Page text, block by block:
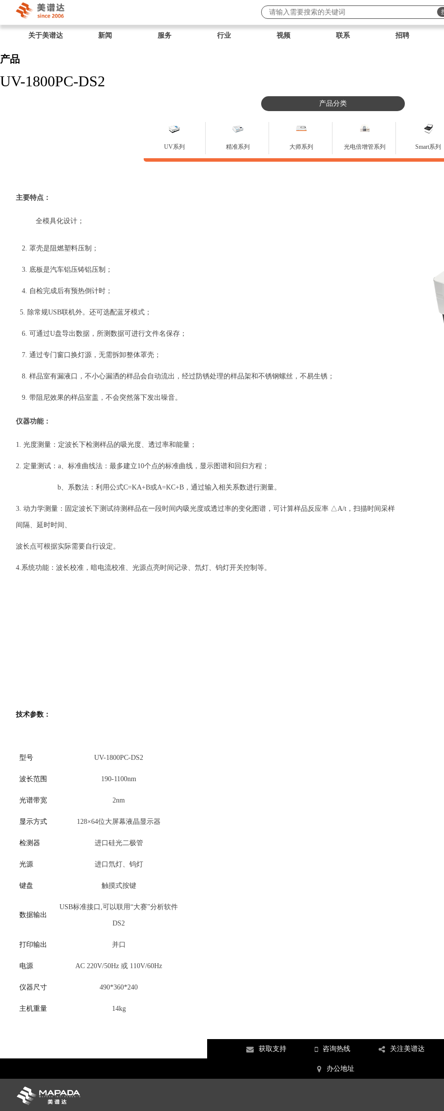
关于美谱达 新闻 服务 行业 视频 联系 招聘
产品
UV-1800PC-DS2
产品分类
UV系列 精准系列 大师系列 光电倍增管系列 Smart系列
主要特点：
全模具化设计；
2. 罩壳是阻燃塑料压制；
3. 底板是汽车铝压铸铝压制；
4. 自检完成后有预热倒计时；
5. 除常规USB联机外。还可选配蓝牙模式；
6. 可通过U盘导出数据，所测数据可进行文件名保存；
7. 通过专门窗口换灯源，无需拆卸整体罩壳；
8. 样品室有漏液口，不小心漏洒的样品会自动流出，经过防锈处理的样品架和不锈钢螺丝，不易生锈；
9. 带阻尼效果的样品室盖，不会突然落下发出噪音。
仪器功能：
1. 光度测量：定波长下检测样品的吸光度、透过率和能量；
2. 定量测试：a、标准曲线法：最多建立10个点的标准曲线，显示图谱和回归方程；
b、系数法：利用公式C=KA+B或A=KC+B，通过输入相关系数进行测量。
3. 动力学测量：固定波长下测试待测样品在一段时间内吸光度或透过率的变化图谱，可计算样品反应率 △A/t，扫描时间采样
间隔、延时时间、
波长点可根据实际需要自行设定。
4.系统功能：波长校准，暗电流校准、光源点亮时间记录、氘灯、钨灯开关控制等。
技术参数：
型号 UV-1800PC-DS2
波长范围 190-1100nm
光谱带宽 2nm
显示方式 128×64位大屏幕液晶显示器
检测器 进口硅光二极管
光源 进口氘灯、钨灯
键盘 触摸式按键
数据输出
USB标准接口,可以联用“大赛”分析软件
DS2
打印输出 并口
电源 AC 220V/50Hz 或 110V/60Hz
仪器尺寸 490*360*240
主机重量 14kg
获取支持 咨询热线 关注美谱达
办公地址